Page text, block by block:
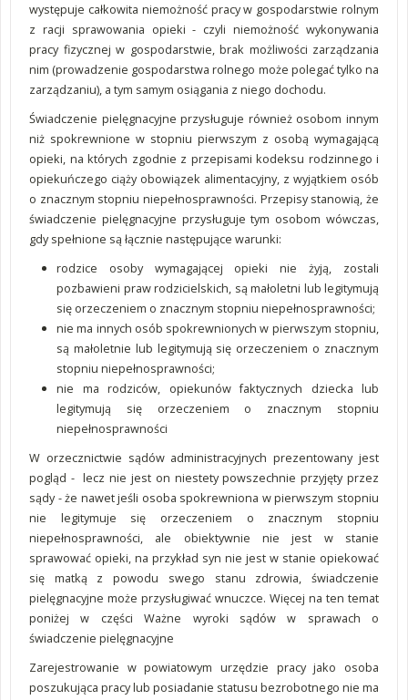
występuje całkowita niemożność pracy w gospodarstwie rolnym
z racji sprawowania opieki - czyli niemożność wykonywania
pracy fizycznej w gospodarstwie, brak możliwości zarządzania
nim (prowadzenie gospodarstwa rolnego może polegać tylko na
zarządzaniu), a tym samym osiągania z niego dochodu.
Świadczenie pielęgnacyjne przysługuje również osobom innym
niż spokrewnione w stopniu pierwszym z osobą wymagającą
opieki, na których zgodnie z przepisami kodeksu rodzinnego i
opiekuńczego ciąży obowiązek alimentacyjny, z wyjątkiem osób
o znacznym stopniu niepełnosprawności. Przepisy stanowią, że
świadczenie pielęgnacyjne przysługuje tym osobom wówczas,
gdy spełnione są łącznie następujące warunki:
rodzice osoby wymagającej opieki nie żyją, zostali
pozbawieni praw rodzicielskich, są małoletni lub legitymują
się orzeczeniem o znacznym stopniu niepełnosprawności;
nie ma innych osób spokrewnionych w pierwszym stopniu,
są małoletnie lub legitymują się orzeczeniem o znacznym
stopniu niepełnosprawności;
nie ma rodziców, opiekunów faktycznych dziecka lub
legitymują się orzeczeniem o znacznym stopniu
niepełnosprawności
W orzecznictwie sądów administracyjnych prezentowany jest
pogląd - lecz nie jest on niestety powszechnie przyjęty przez
sądy - że nawet jeśli osoba spokrewniona w pierwszym stopniu
nie legitymuje się orzeczeniem o znacznym stopniu
niepełnosprawności, ale obiektywnie nie jest w stanie
sprawować opieki, na przykład syn nie jest w stanie opiekować
się matką z powodu swego stanu zdrowia, świadczenie
pielęgnacyjne może przysługiwać wnuczce. Więcej na ten temat
poniżej w części Ważne wyroki sądów w sprawach o
świadczenie pielęgnacyjne
Zarejestrowanie w powiatowym urzędzie pracy jako osoba
poszukująca pracy lub posiadanie statusu bezrobotnego nie ma